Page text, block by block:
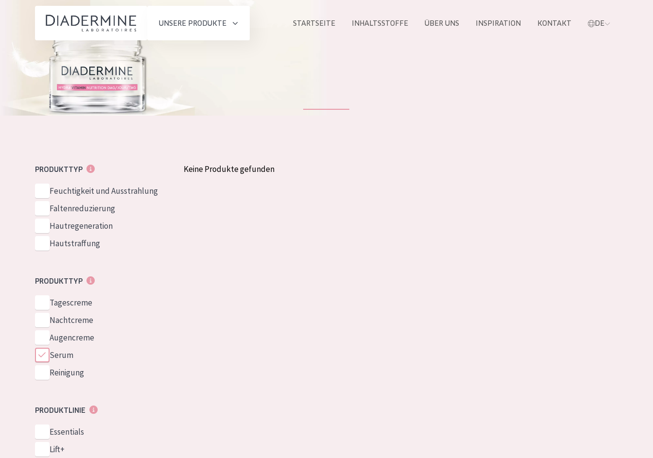
UNSERE PRODUKTE
PRODUKTTYP
Feuchtigkeit und
Ausstrahlung
Nachtcreme
STARTSEITE INHALTSSTOFFE ÜBER UNS INSPIRATION KONTAKT DE
Startseite
inhaltsstoffe
Kontakt
English
French
German
Spanish
PRODUKTTYP
Feuchtigkeit und Ausstrahlung
Faltenreduzierung
Hautregeneration
Hautstraffung
PRODUKTTYP
Tagescreme
Nachtcreme
Augencreme
Serum
Reinigung
PRODUKTLINIE
Essentials
Lift+
Keine Produkte gefunden